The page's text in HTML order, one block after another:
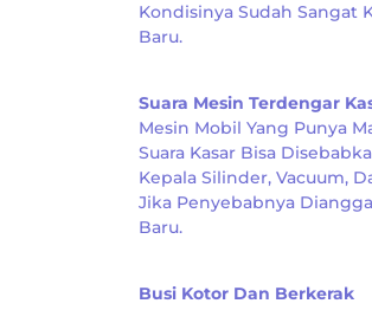
Kondisinya Sudah Sangat
Baru.
Suara Mesin Terdengar
Mesin Mobil Yang Punya
Suara Kasar Bisa
Kepala Silinder, Vacuum,
Jika Penyebabnya
Baru.
Busi Kotor Dan Berkerak